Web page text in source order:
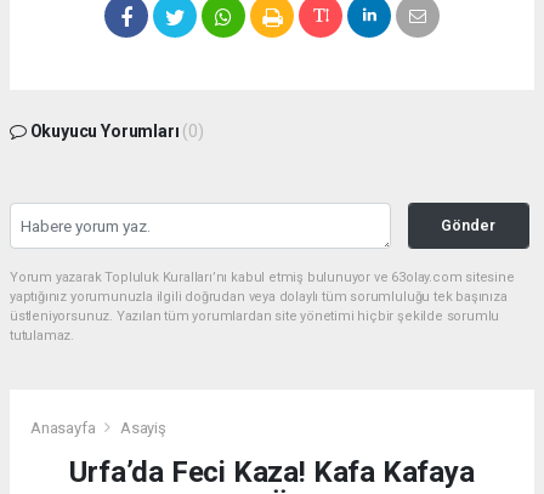
Okuyucu Yorumları (0)
Gönder
Yorum yazarak Topluluk Kuralları’nı kabul etmiş bulunuyor ve 63olay.com sitesine
yaptığınız yorumunuzla ilgili doğrudan veya dolaylı tüm sorumluluğu tek başınıza
üstleniyorsunuz. Yazılan tüm yorumlardan site yönetimi hiçbir şekilde sorumlu
tutulamaz.
Anasayfa Asayiş
Urfa’da Feci Kaza! Kafa Kafaya